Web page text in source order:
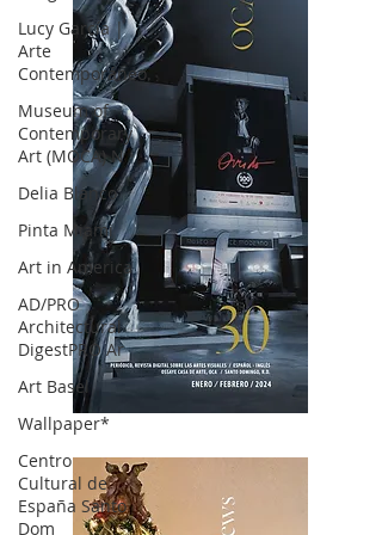
Lucy García |
Arte
Contemporáneo.
Museum of
Contemporary
Art (MOCA) N
Delia Blanco
Pinta Miami
Art in America
AD/PRO
Architectural
DigestPRO Ar
Art Basel
Wallpaper*
Centro
Cultural de
España Santo
Dom
OCA|News 30 /Enero-Febrero / 2024